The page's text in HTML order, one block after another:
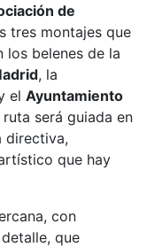
de
tres montajes que
los belenes de la
, la
el Ayuntamiento
ruta será guiada en
directiva,
que hay
con
que